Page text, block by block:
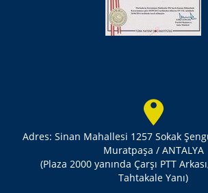
Adres: Sinan Mahallesi 1257 Sokak
Muratpaşa / ANTALYA
(Plaza 2000 yanında Çarşı PTT
Tahtakale Yanı)